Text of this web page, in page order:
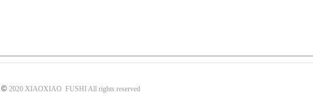
©2020 XIAOXIAO FUSHI All rights reserved